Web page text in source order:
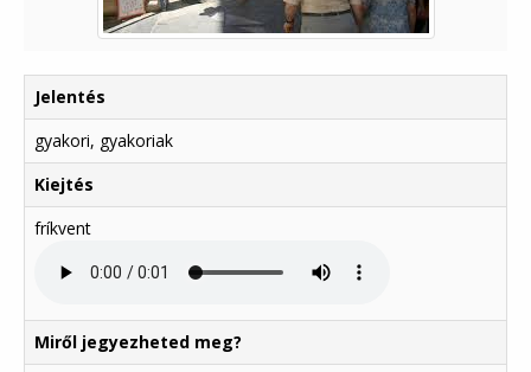
Jelentés
gyakori, gyakoriak
Kiejtés
fríkvent
Miről jegyezheted meg?